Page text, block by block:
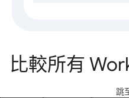
比較所有
跳